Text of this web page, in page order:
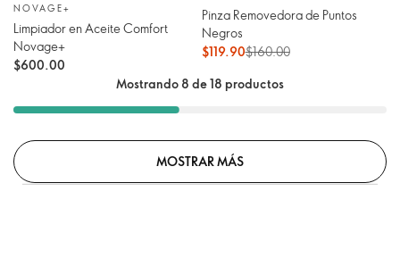
NOVAGE+
Limpiador en Aceite Comfort
Novage+
$600.00
Pinza Removedora de Puntos
Negros
$119.90$160.00
Mostrando 8 de 18 productos
MOSTRAR MÁS